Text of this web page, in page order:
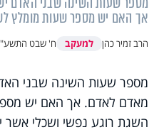
אך האם יש מספר שעות מומלץ
הרב זמיר כהן למעקב ח' שבט
מספר שעות השינה שבני
מאדם לאדם. אך האם יש
השגת רוגע נפשי ושכלי אשר